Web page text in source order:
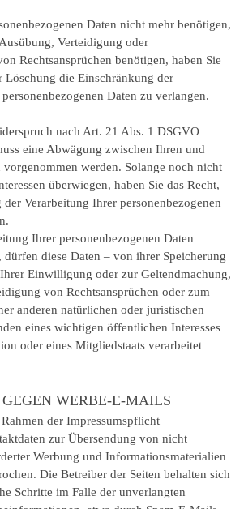
Daten nicht mehr benötigen,
Verteidigung oder
Rechtsansprüchen benötigen, haben Sie
Löschung die Einschränkung der
Daten zu verlangen.
nach Art. 21 Abs. 1 DSGVO
eine Abwägung zwischen Ihren und
vorgenommen werden. Solange noch nicht
überwiegen, haben Sie das Recht,
Verarbeitung Ihrer personenbezogenen
Ihrer personenbezogenen Daten
dürfen diese Daten – von ihrer Speicherung
Einwilligung oder zur Geltendmachung,
von Rechtsansprüchen oder zum
anderen natürlichen oder juristischen
eines wichtigen öffentlichen Interesses
oder eines Mitgliedstaats verarbeitet
WERBE-E-MAILS
der Impressumspflicht
zur Übersendung von nicht
Werbung und Informationsmaterialien
Die Betreiber der Seiten behalten sich
Schritte im Falle der unverlangten